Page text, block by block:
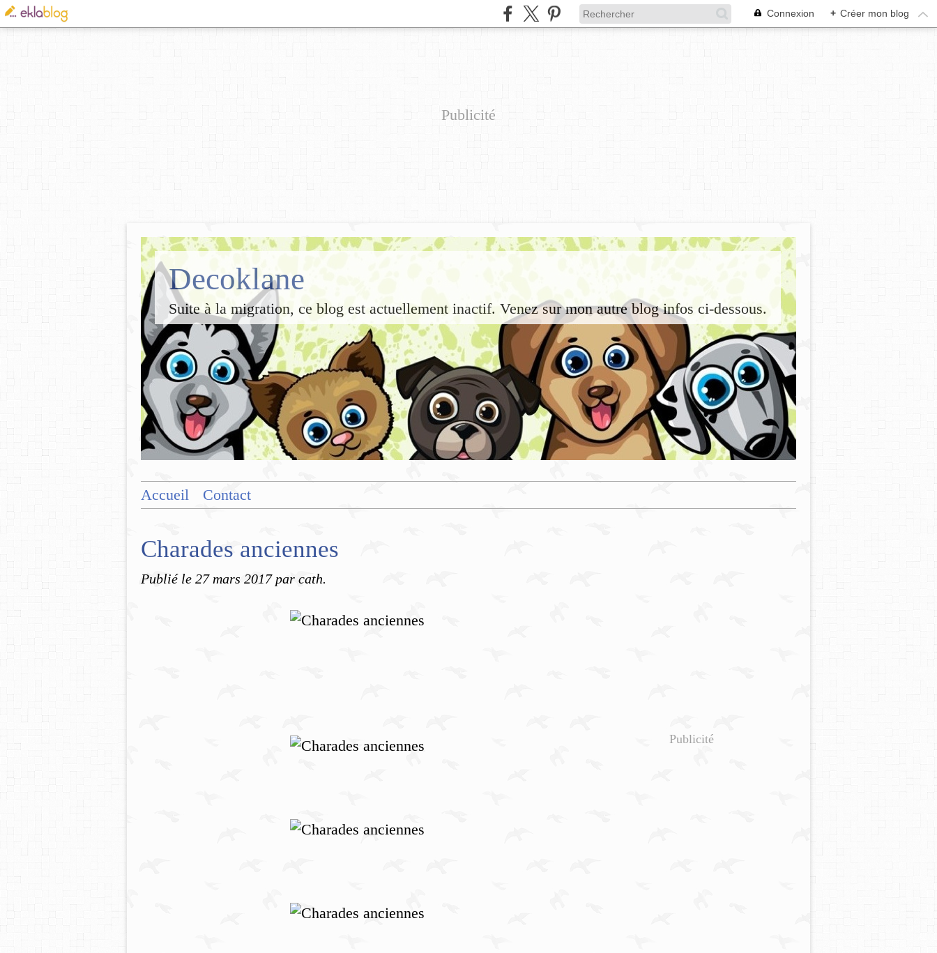
Connexion + Créer mon blog
Publicité
Decoklane
Suite à la migration, ce blog est actuellement inactif. Venez sur mon autre blog infos ci-dessous.
Accueil Contact
Charades anciennes
Publié le 27 mars 2017 par cath.
Publicité